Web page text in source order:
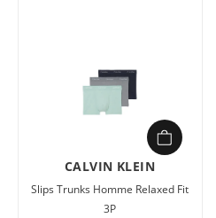
CALVIN KLEIN
Slips Trunks Homme Relaxed Fit
3P